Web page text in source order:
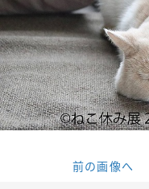
前の画像へ